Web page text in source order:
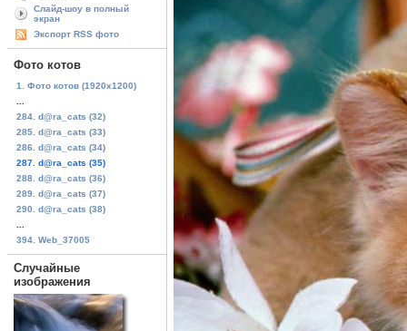
Слайд-шоу в полный
экран
Экспорт RSS фото
Фото котов
1. Фото котов (1920х1200)
284. d@ra_cats (32)
285. d@ra_cats (33)
286. d@ra_cats (34)
287. d@ra_cats (35)
288. d@ra_cats (36)
289. d@ra_cats (37)
290. d@ra_cats (38)
394. Web_37005
Случайные
изображения